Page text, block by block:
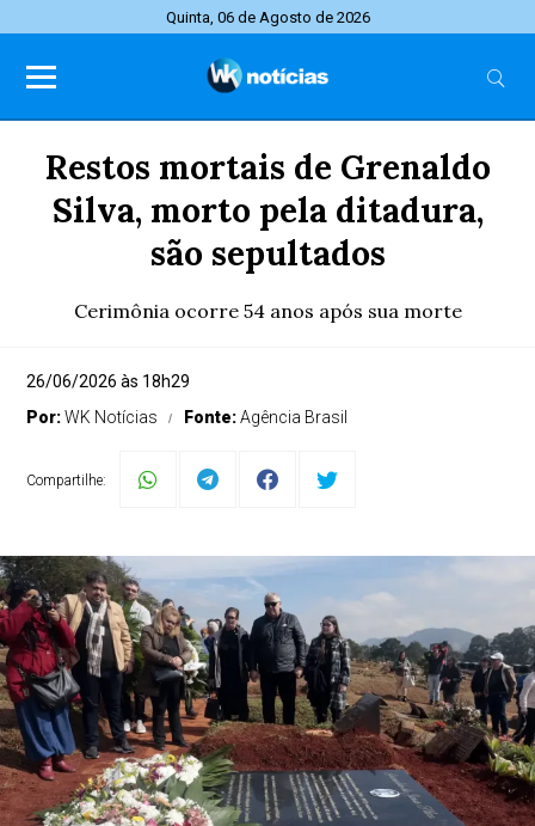
Quinta, 06 de Agosto de 2026
Restos mortais de Grenaldo
Silva, morto pela ditadura,
são sepultados
Cerimônia ocorre 54 anos após sua morte
26/06/2026 às 18h29
Por:WK Notícias Fonte:Agência Brasil
Compartilhe: